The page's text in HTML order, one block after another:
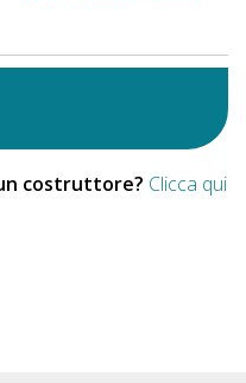
costruttore? Clicca qui